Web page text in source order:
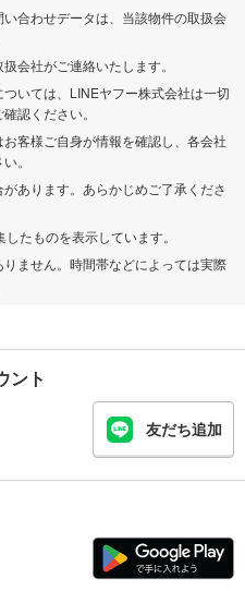
合わせデータは、当該物件の取扱会
会社がご連絡いたします。
いては、LINEヤフー株式会社は一切
認ください。
客様ご自身が情報を確認し、各会社
。
あります。あらかじめご了承くださ
たものを表示しています。
ません。時間帯などによっては実際
ント
友だち追加